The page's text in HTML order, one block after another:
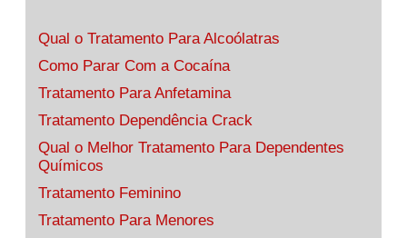
Qual o Tratamento Para Alcoólatras
Como Parar Com a Cocaína
Tratamento Para Anfetamina
Tratamento Dependência Crack
Qual o Melhor Tratamento Para Dependentes
Químicos
Tratamento Feminino
Tratamento Para Menores